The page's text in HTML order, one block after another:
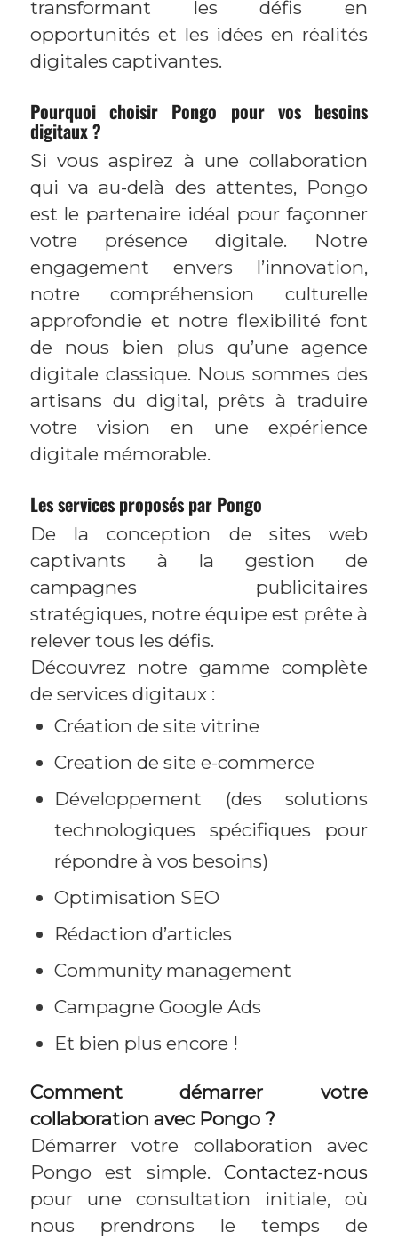
transformant les défis en
opportunités et les idées en réalités
digitales captivantes.
Pourquoi choisir Pongo pour vos besoins
digitaux ?
Si vous aspirez à une collaboration
qui va au-delà des attentes, Pongo
est le partenaire idéal pour façonner
votre présence digitale. Notre
engagement envers l’innovation,
notre compréhension culturelle
approfondie et notre flexibilité font
de nous bien plus qu’une agence
digitale classique. Nous sommes des
artisans du digital, prêts à traduire
votre vision en une expérience
digitale mémorable.
Les services proposés par Pongo
De la conception de sites web
captivants à la gestion de
campagnes publicitaires
stratégiques, notre équipe est prête à
relever tous les défis.
Découvrez notre gamme complète
de services digitaux :
Création de site vitrine
Creation de site e-commerce
Développement (des solutions
technologiques spécifiques pour
répondre à vos besoins)
Optimisation SEO
Rédaction d’articles
Community management
Campagne Google Ads
Et bien plus encore !
Comment démarrer votre
collaboration avec Pongo ?
Démarrer votre collaboration avec
Pongo est simple.Contactez-nous
pour une consultation initiale, où
nous prendrons le temps de